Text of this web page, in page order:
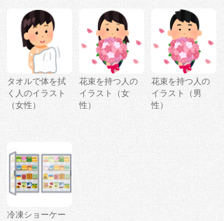
タオルで体を拭
く人のイラスト
（女性）
花束を持つ人の
イラスト（女
性）
花束を持つ人の
イラスト（男
性）
冷凍ショーケー